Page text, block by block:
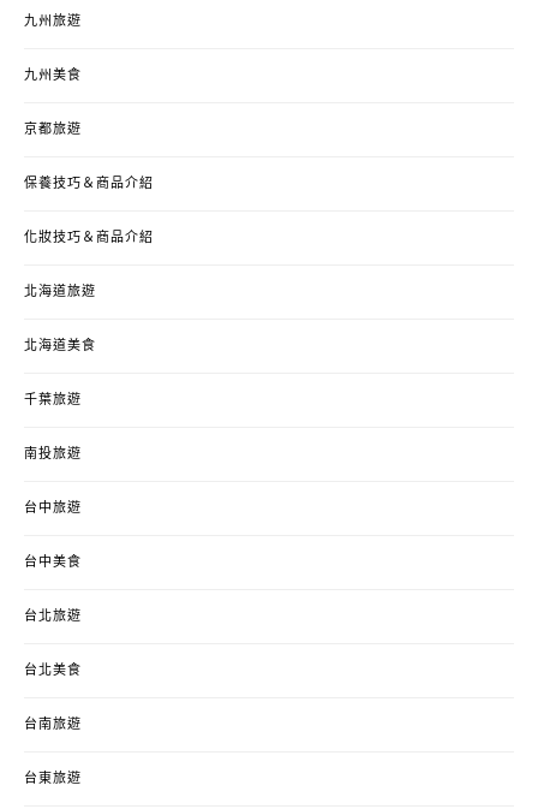
九州旅遊
九州美食
京都旅遊
保養技巧＆商品介紹
化妝技巧＆商品介紹
北海道旅遊
北海道美食
千葉旅遊
南投旅遊
台中旅遊
台中美食
台北旅遊
台北美食
台南旅遊
台東旅遊